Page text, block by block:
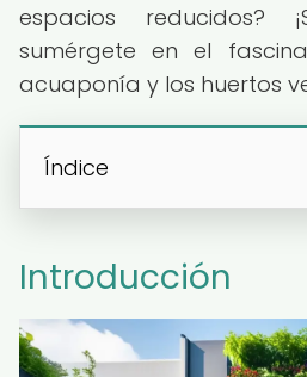
espacios reducidos?
sumérgete en el
acuaponía y los huertos
Índice
Introducción